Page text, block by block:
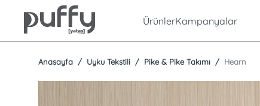
ÜrünlerKampanyalar
Anasayfa Uyku Tekstili Pike & Pike Takımı Hearn